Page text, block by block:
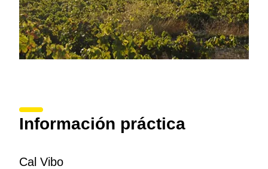
Información práctica
Cal Vibo